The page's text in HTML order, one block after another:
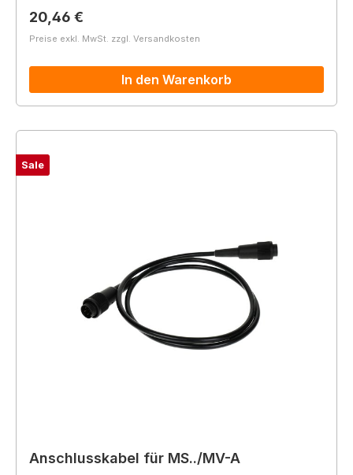
Regulärer Preis:
20,46 €
Preise exkl. MwSt. zzgl. Versandkosten
In den Warenkorb
Sale
Anschlusskabel für MS../MV-A